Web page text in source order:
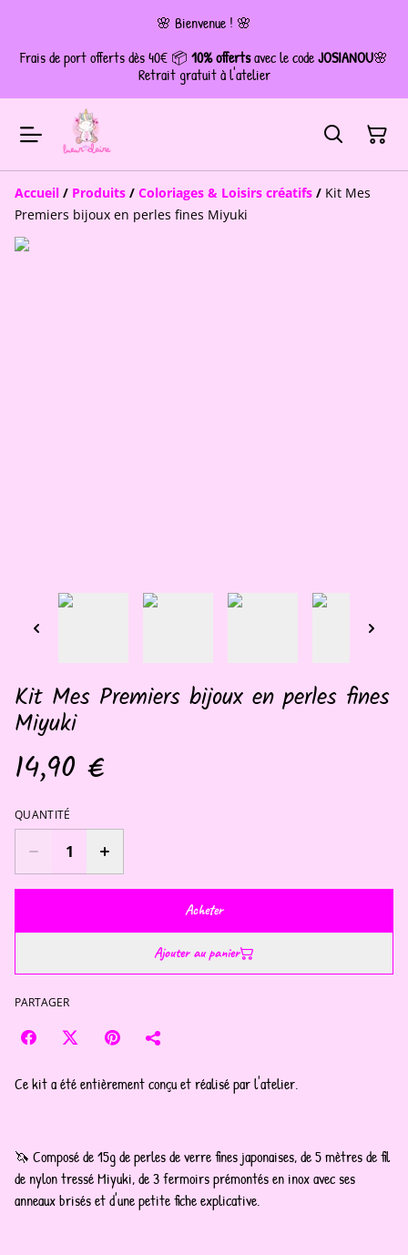
🌸 Bienvenue ! 🌸
Frais de port offerts dès 40€ 📦 10% offertsavec le codeJOSIANOU🌸
Retrait gratuit à l'atelier
Accueil / Produits / Coloriages & Loisirs créatifs / Kit Mes
Premiers bijoux en perles fines Miyuki
Kit Mes Premiers bijoux en perles fines
Miyuki
14,90 €
QUANTITÉ
Acheter
Ajouter au panier
PARTAGER
Ce kit a été entièrement conçu et réalisé par l'atelier.
🦄 Composé de 15g de perles de verre fines japonaises, de 5 mètres de fil
de nylon tressé Miyuki, de 3 fermoirs prémontés en inox avec ses
anneaux brisés et d'une petite fiche explicative.